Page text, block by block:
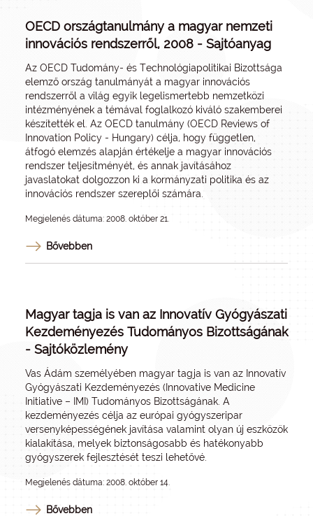
OECD országtanulmány a magyar nemzeti
innovációs rendszerről, 2008 - Sajtóanyag
Az OECD Tudomány- és Technológiapolitikai Bizottsága
elemző ország tanulmányát a magyar innovációs
rendszerről a világ egyik legelismertebb nemzetközi
intézményének a témával foglalkozó kiváló szakemberei
készítették el. Az OECD tanulmány (OECD Reviews of
Innovation Policy - Hungary) célja, hogy független,
átfogó elemzés alapján értékelje a magyar innovációs
rendszer teljesítményét, és annak javításához
javaslatokat dolgozzon ki a kormányzati politika és az
innovációs rendszer szereplői számára.
Megjelenés dátuma: 2008. október 21.
Bővebben
Magyar tagja is van az Innovatív Gyógyászati
Kezdeményezés Tudományos Bizottságának
- Sajtóközlemény
Vas Ádám személyében magyar tagja is van az Innovatív
Gyógyászati Kezdeményezés (Innovative Medicine
Initiative – IMI) Tudományos Bizottságának. A
kezdeményezés célja az európai gyógyszeripar
versenyképességének javítása valamint olyan új eszközök
kialakítása, melyek biztonságosabb és hatékonyabb
gyógyszerek fejlesztését teszi lehetővé.
Megjelenés dátuma: 2008. október 14.
Bővebben